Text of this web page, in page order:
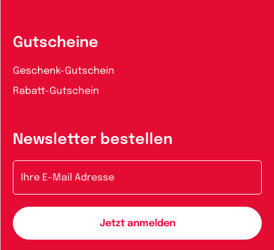
Gutscheine
Geschenk-Gutschein
Rabatt-Gutschein
Newsletter bestellen